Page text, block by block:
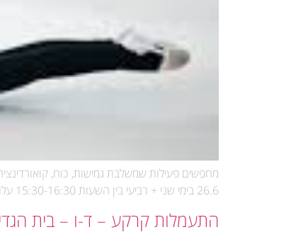
26.6 בימי שני + רביעי בין השעות 15:30-16:30 עלות החוג: 1,600 ש"ח לשנה לא כולל ביגוד עלות ביגוד: 150 ש"ח
התעמלות קרקע – ד-ו – בית הגדי